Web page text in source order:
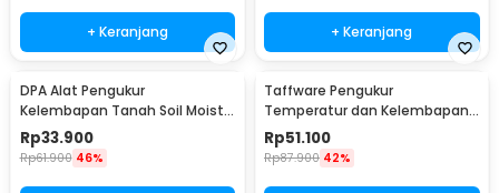
+ Keranjang + Keranjang
DPA Alat Pengukur
Kelembapan Tanah Soil Moist
PH Detector Analyzer - DPA301
Rp33.900
Rp61.900 46%
Taffware Pengukur
Temperatur dan Kelembapan
Tanah Soil PH - TPH01803
Rp51.100
Rp87.900 42%